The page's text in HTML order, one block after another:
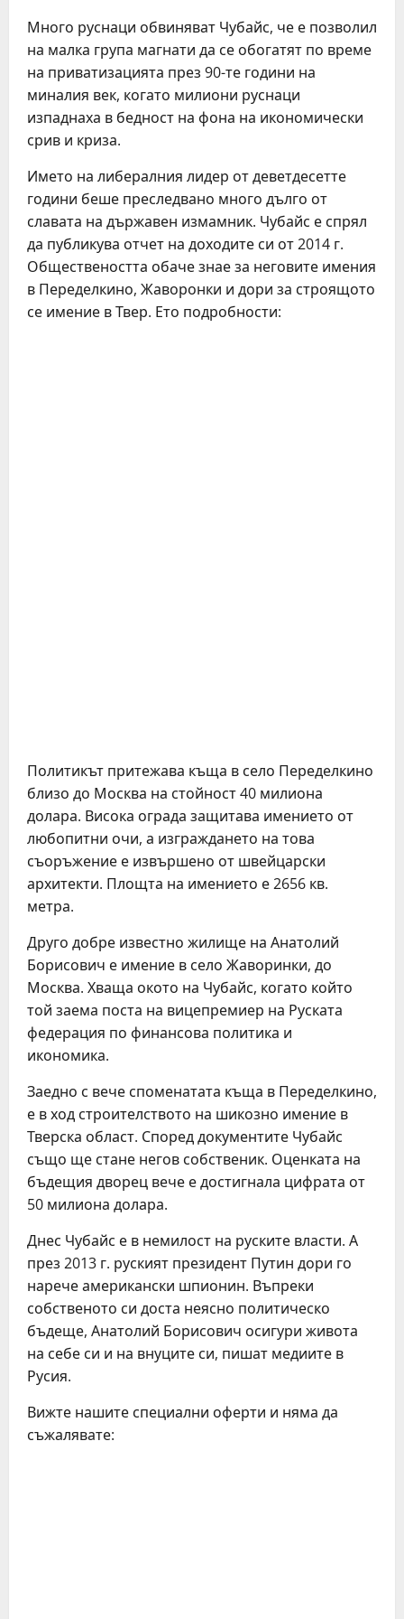
Много руснаци обвиняват Чубайс, че е позволил
на малка група магнати да се обогатят по време
на приватизацията през 90-те години на
миналия век, когато милиони руснаци
изпаднаха в бедност на фона на икономически
срив и криза.
Името на либералния лидер от деветдесетте
години беше преследвано много дълго от
славата на държавен измамник. Чубайс е спрял
да публикува отчет на доходите си от 2014 г.
Обществеността обаче знае за неговите имения
в Переделкино, Жаворонки и дори за строящото
се имение в Твер. Ето подробности:
Политикът притежава къща в село Переделкино
близо до Москва на стойност 40 милиона
долара. Висока ограда защитава имението от
любопитни очи, а изграждането на това
съоръжение е извършено от швейцарски
архитекти. Площта на имението е 2656 кв.
метра.
Друго добре известно жилище на Анатолий
Борисович е имение в село Жаворинки, до
Москва. Хваща окото на Чубайс, когато който
той заема поста на вицепремиер на Руската
федерация по финансова политика и
икономика.
Заедно с вече споменатата къща в Переделкино,
е в ход строителството на шикозно имение в
Тверска област. Според документите Чубайс
също ще стане негов собственик. Оценката на
бъдещия дворец вече е достигнала цифрата от
50 милиона долара.
Днес Чубайс е в немилост на руските власти. А
през 2013 г. руският президент Путин дори го
нарече американски шпионин. Въпреки
собственото си доста неясно политическо
бъдеще, Анатолий Борисович осигури живота
на себе си и на внуците си, пишат медиите в
Русия.
Вижте нашите специални оферти и няма да
съжалявате: